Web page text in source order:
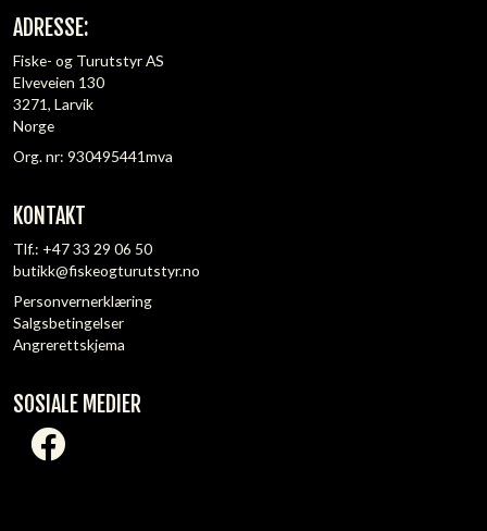
ADRESSE:
Fiske- og Turutstyr AS
Elveveien 130
3271, Larvik
Norge
Org. nr: 930495441mva
KONTAKT
Tlf.: +47 33 29 06 50
butikk@fiskeogturutstyr.no
Personvernerklæring
Salgsbetingelser
Angrerettskjema
SOSIALE MEDIER